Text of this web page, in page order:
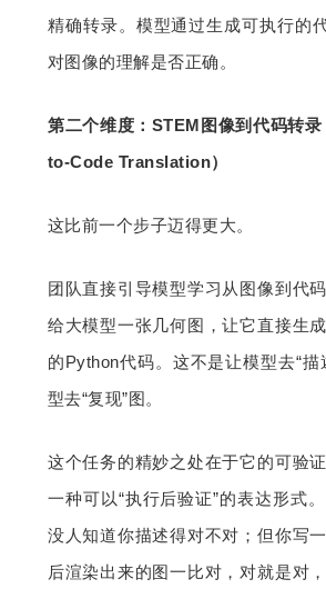
精确转录。模型通过生成可执行的
对图像的理解是否正确。
第二个维度：STEM图像到代码转
to-Code Translation）
这比前一个步子迈得更大。
团队直接引导模型学习从图像到代
给大模型一张几何图，让它直接生
的Python代码。这不是让模型去“描
型去“复现”图。
这个任务的精妙之处在于它的可验
一种可以“执行后验证”的表达形式
没人知道你描述得对不对；但你写
后渲染出来的图一比对，对就是对